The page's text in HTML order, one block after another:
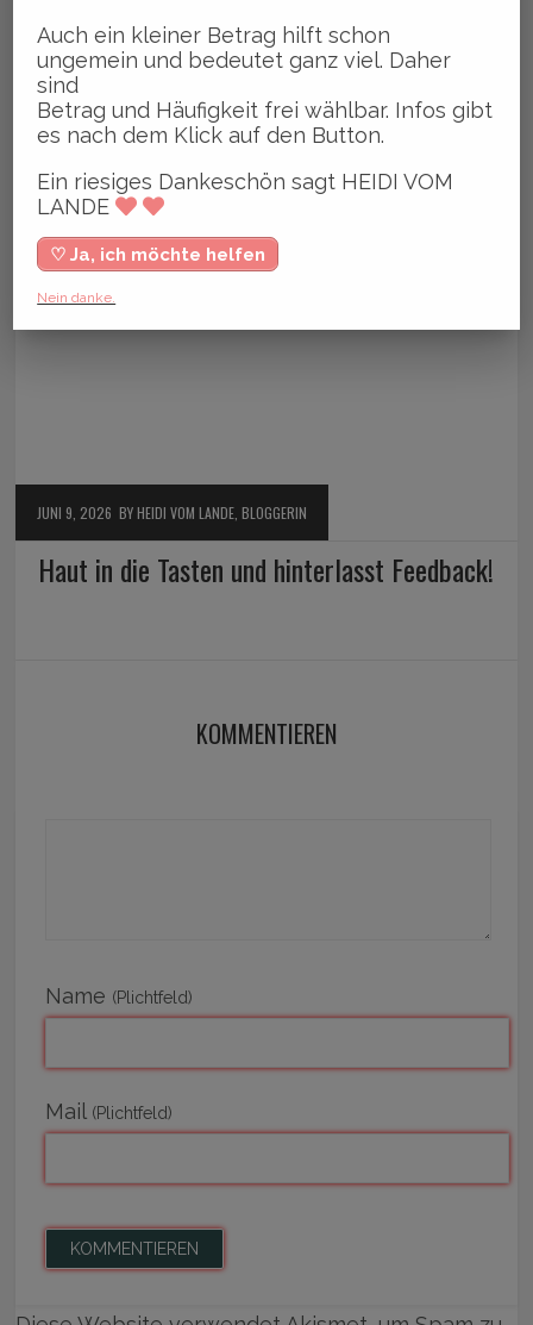
JUNI 9, 2026 BY HEIDI VOM LANDE, BLOGGERIN
Haut in die Tasten und hinterlasst Feedback!
KOMMENTIEREN
Name (Plichtfeld)
Mail (Plichtfeld)
Auch ein kleiner Betrag hilft schon
ungemein und bedeutet ganz viel. Daher
sind
Betrag und Häufigkeit frei wählbar. Infos gibt
es nach dem Klick auf den Button.
Ein riesiges Dankeschön sagt HEIDI VOM
LANDE
♡ Ja, ich möchte helfen
Nein danke.